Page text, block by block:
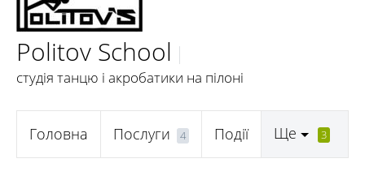
Politov School
студія танцю і акробатики на пілоні
Головна Послуги 4 Події Ще 3